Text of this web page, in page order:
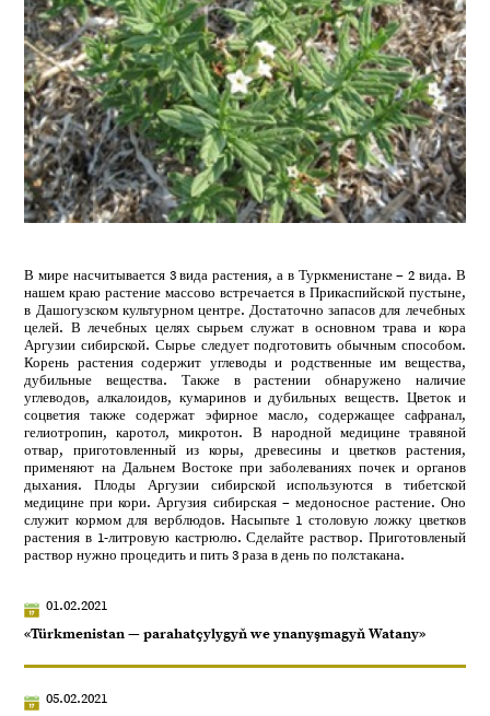
В мире насчитывается 3 вида растения, а в Туркменистане – 2 вида. В
нашем краю растение массово встречается в Прикаспийской пустыне,
в Дашогузском культурном центре. Достаточно запасов для лечебных
целей. В лечебных целях сырьем служат в основном трава и кора
Аргузии сибирской. Сырье следует подготовить обычным способом.
Корень растения содержит углеводы и родственные им вещества,
дубильные вещества. Также в растении обнаружено наличие
углеводов, алкалоидов, кумаринов и дубильных веществ. Цветок и
соцветия также содержат эфирное масло, содержащее сафранал,
гелиотропин, каротол, микротон. В народной медицине травяной
отвар, приготовленный из коры, древесины и цветков растения,
применяют на Дальнем Востоке при заболеваниях почек и органов
дыхания. Плоды Аргузии сибирской используются в тибетской
медицине при кори. Аргузия сибирская – медоносное растение. Оно
служит кормом для верблюдов. Насыпьте 1 столовую ложку цветков
растения в 1-литровую кастрюлю. Сделайте раствор. Приготовленый
раствор нужно процедить и пить 3 раза в день по полстакана.
01.02.2021
«Türkmenistan — parahatçylygyň we ynanyşmagyň Watany»
05.02.2021